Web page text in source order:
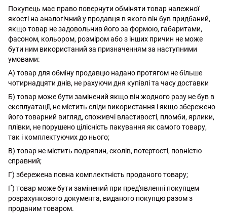
Покупець має право повернути обміняти товар належної
якості на аналогічний у продавця в якого він був придбаний,
якщо товар не задовольнив його за формою, габаритами,
фасоном, кольором, розміром або з інших причин не може
бути ним використаний за призначенням за наступними
умовами:
А) товар для обміну продавцю надано протягом не більше
чотирнадцяти днів, не рахуючи дня купівлі та часу доставки
Б) товар може бути замінений якщо він жодного разу не був в
експлуатації, не містить сліди використання і якщо збережено
його товарний вигляд, споживчі властивості, пломби, ярлики,
плівки, не порушено цілісність пакування як самого товару,
так і комплектуючих до нього;
В) товар не містить подряпин, сколів, потертості, повністю
справний;
Г) збережена повна комплектність проданого товару;
Ґ) товар може бути замінений при пред'явленні покупцем
розрахункового документа, виданого покупцю разом з
проданим товаром.